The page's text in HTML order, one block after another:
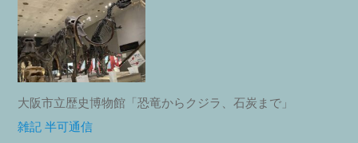
大阪市立歴史博物館「恐竜からクジラ、石炭まで」
雑記 半可通信